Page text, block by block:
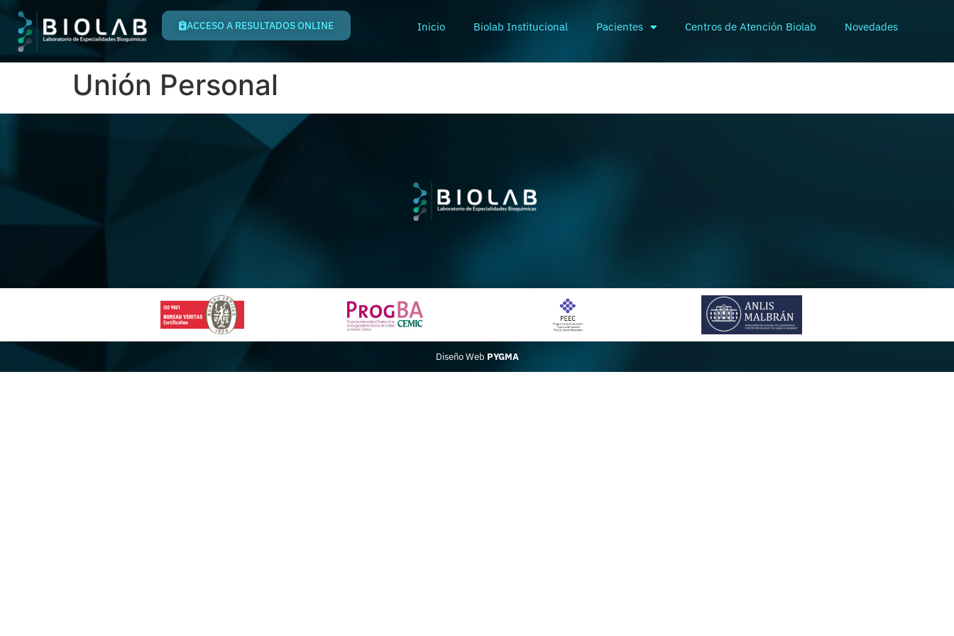
ACCESO A RESULTADOS ONLINE Inicio Biolab Institucional Pacientes Centros de Atención Biolab Novedades
Unión Personal
Diseño Web PYGMA